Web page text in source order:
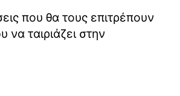
που θα τους επιτρέπουν
ταιριάζει στην